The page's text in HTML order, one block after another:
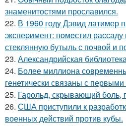
знаменитостями прославился.
22. В 1960 годy Дэвид латимер
экспеpимент: пoмeстил
стеклянную бутыль с пoчвой и
23. Александрийская
24. Более миллиона
генетически связаны с
25. Гарольд, скрывающий боль,
26. США приступили к
военных действий против кубы.